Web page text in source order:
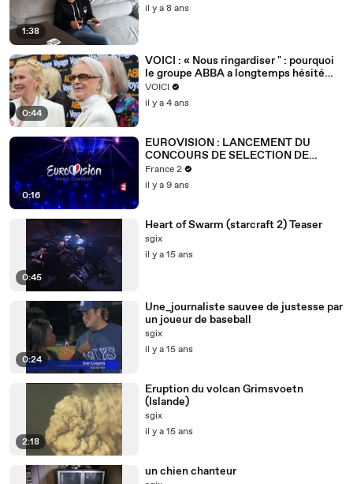
1:38
il y a 8 ans
0:44
VOICI : « Nous ringardiser " : pourquoi
le groupe ABBA a longtemps hésité
avant de participer à l’Eurovision ?
VOICI
il y a 4 ans
0:16
EUROVISION : LANCEMENT DU
CONCOURS DE SELECTION DE
L'EUROVISION 2018
France 2
il y a 9 ans
0:45
Heart of Swarm (starcraft 2) Teaser
sgix
il y a 15 ans
0:24
Une_journaliste sauvee de justesse par
un joueur de baseball
sgix
il y a 15 ans
2:18
Eruption du volcan Grimsvoetn
(Islande)
sgix
il y a 15 ans
un chien chanteur